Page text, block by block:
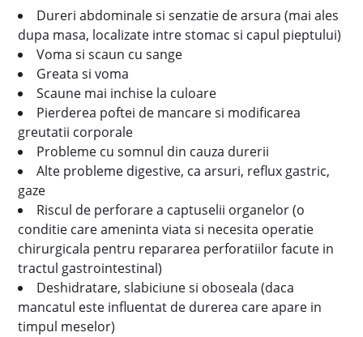
Dureri abdominale si senzatie de arsura (mai ales
dupa masa, localizate intre stomac si capul pieptului)
Voma si scaun cu sange
Greata si voma
Scaune mai inchise la culoare
Pierderea poftei de mancare si modificarea
greutatii corporale
Probleme cu somnul din cauza durerii
Alte probleme digestive, ca arsuri, reflux gastric,
gaze
Riscul de perforare a captuselii organelor (o
conditie care ameninta viata si necesita operatie
chirurgicala pentru repararea perforatiilor facute in
tractul gastrointestinal)
Deshidratare, slabiciune si oboseala (daca
mancatul este influentat de durerea care apare in
timpul meselor)